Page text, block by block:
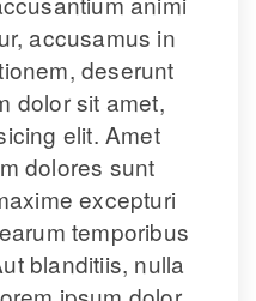
accusamus in
deserunt
dolor sit amet,
elit. Amet
dolores sunt
excepturi
temporibus
blanditiis, nulla